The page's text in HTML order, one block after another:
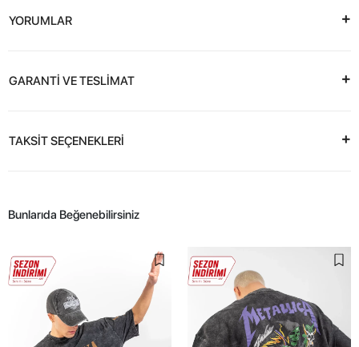
YORUMLAR
GARANTİ VE TESLİMAT
TAKSİT SEÇENEKLERİ
Bunlarıda Beğenebilirsiniz